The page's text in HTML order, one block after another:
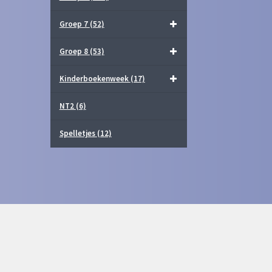
Groep 7 (52)
Groep 8 (53)
Kinderboekenweek (17)
NT2 (6)
Spelletjes (12)